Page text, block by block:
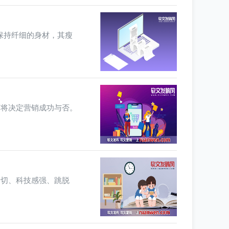
持纤细的身材，其瘦
决定营销成功与否。
、科技感强、跳脱